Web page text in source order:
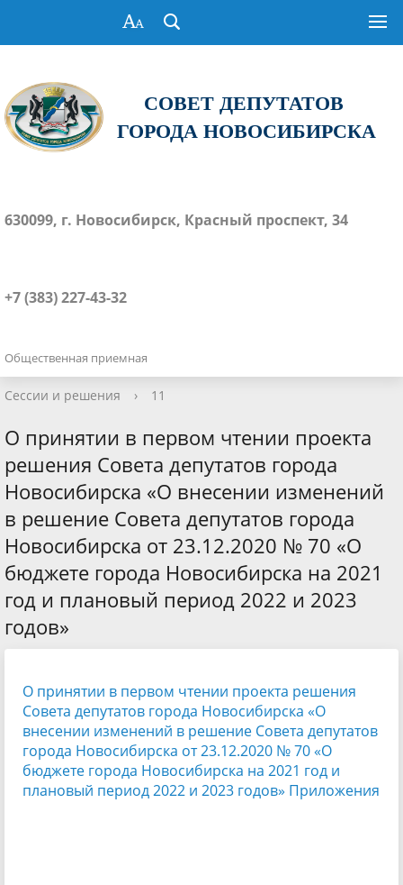
СОВЕТ ДЕПУТАТОВ
ГОРОДА НОВОСИБИРСКА
630099, г. Новосибирск, Красный проспект, 34
+7 (383) 227-43-32
Общественная приемная
Сессии и решения › 11
О принятии в первом чтении проекта
решения Совета депутатов города
Новосибирска «О внесении изменений
в решение Совета депутатов города
Новосибирска от 23.12.2020 № 70 «О
бюджете города Новосибирска на 2021
год и плановый период 2022 и 2023
годов»
О принятии в первом чтении проекта решения
Совета депутатов города Новосибирска «О
внесении изменений в решение Совета депутатов
города Новосибирска от 23.12.2020 № 70 «О
бюджете города Новосибирска на 2021 год и
плановый период 2022 и 2023 годов» Приложения